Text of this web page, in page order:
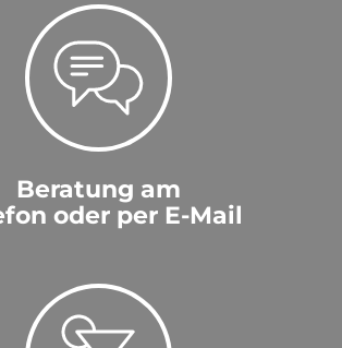
Beratung am
oder per E-Mail